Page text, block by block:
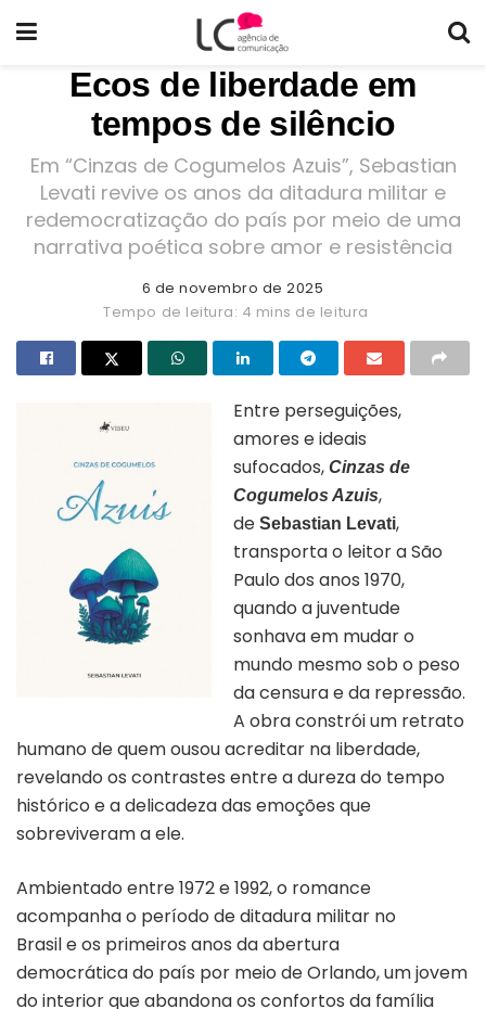
Ecos de liberdade em
tempos de silêncio
Em “Cinzas de Cogumelos Azuis”, Sebastian
Levati revive os anos da ditadura militar e
redemocratização do país por meio de uma
narrativa poética sobre amor e resistência
6 de novembro de 2025
Tempo de leitura: 4 mins de leitura
Entre perseguições,
amores e ideais
sufocados, Cinzas de
Cogumelos Azuis,
de Sebastian Levati,
transporta o leitor a São
Paulo dos anos 1970,
quando a juventude
sonhava em mudar o
mundo mesmo sob o peso
da censura e da repressão.
A obra constrói um retrato
humano de quem ousou acreditar na liberdade,
revelando os contrastes entre a dureza do tempo
histórico e a delicadeza das emoções que
sobreviveram a ele.
Ambientado entre 1972 e 1992, o romance
acompanha o período de ditadura militar no
Brasil e os primeiros anos da abertura
democrática do país por meio deOrlando, um jovem
do interior que abandona os confortos da família